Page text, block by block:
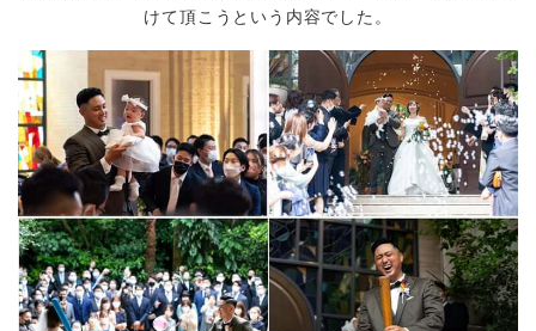
けて頂こうという内容でした。